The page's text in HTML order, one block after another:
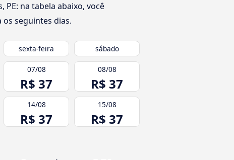
PE: na tabela abaixo, você
os seguintes dias.
sexta-feira sábado
07/08
R$ 37
08/08
R$ 37
14/08
R$ 37
15/08
R$ 37